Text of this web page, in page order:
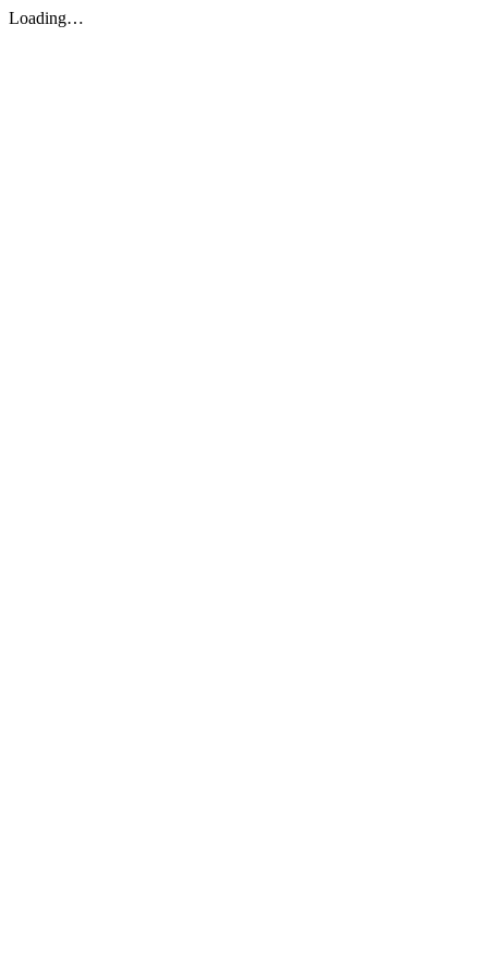
Loading…